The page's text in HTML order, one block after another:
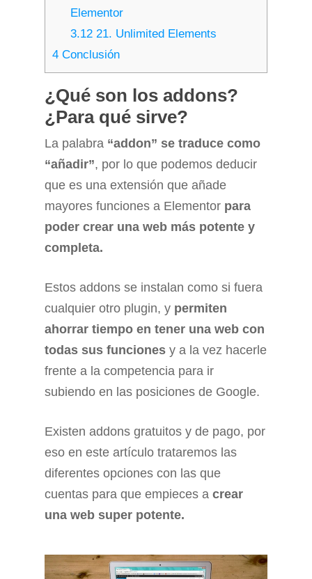
Elementor
3.1221. Unlimited Elements
4 Conclusión
¿Qué son los addons?
¿Para qué sirve?
La palabra “addon” se traduce como
“añadir”, por lo que podemos deducir
que es una extensión que añade
mayores funciones a Elementor para
poder crear una web más potente y
completa.
Estos addons se instalan como si fuera
cualquier otro plugin, y permiten
ahorrar tiempo en tener una web con
todas sus funciones y a la vez hacerle
frente a la competencia para ir
subiendo en las posiciones de Google.
Existen addons gratuitos y de pago, por
eso en este artículo trataremos las
diferentes opciones con las que
cuentas para que empieces a crear
una web super potente.